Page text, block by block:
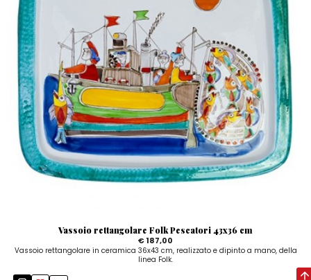
Vassoio rettangolare Folk Pescatori 43x36 cm
€ 187,00
Vassoio rettangolare in ceramica 36x43 cm, realizzato e dipinto a mano, della
linea Folk.